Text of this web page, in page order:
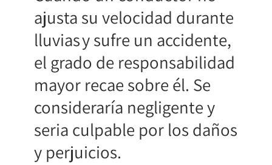
ajusta su velocidad durante
lluvias y sufre un accidente,
el grado de responsabilidad
mayor recae sobre él. Se
consideraría negligente y
seria culpable por los daños
y perjuicios.